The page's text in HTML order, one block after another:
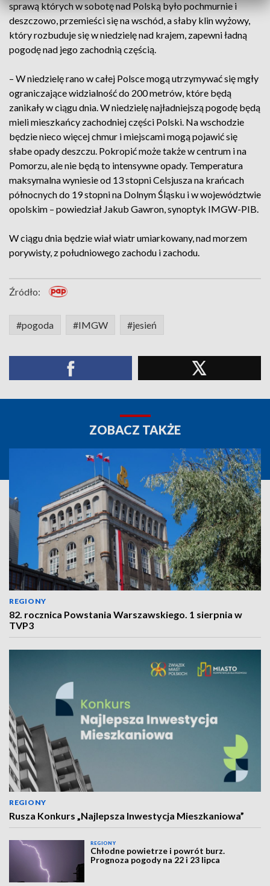
sprawą których w sobotę nad Polską było pochmurnie i
deszczowo, przemieści się na wschód, a słaby klin wyżowy,
który rozbuduje się w niedzielę nad krajem, zapewni ładną
pogodę nad jego zachodnią częścią.
– W niedzielę rano w całej Polsce mogą utrzymywać się mgły
ograniczające widzialność do 200 metrów, które będą
zanikały w ciągu dnia. W niedzielę najładniejszą pogodę będą
mieli mieszkańcy zachodniej części Polski. Na wschodzie
będzie nieco więcej chmur i miejscami mogą pojawić się
słabe opady deszczu. Pokropić może także w centrum i na
Pomorzu, ale nie będą to intensywne opady. Temperatura
maksymalna wyniesie od 13 stopni Celsjusza na krańcach
północnych do 19 stopni na Dolnym Śląsku i w województwie
opolskim – powiedział Jakub Gawron, synoptyk IMGW-PIB.
W ciągu dnia będzie wiał wiatr umiarkowany, nad morzem
porywisty, z południowego zachodu i zachodu.
Źródło:
#pogoda #IMGW #jesień
ZOBACZ TAKŻE
REGIONY
82. rocznica Powstania Warszawskiego. 1 sierpnia w
TVP3
REGIONY
Rusza Konkurs „Najlepsza Inwestycja Mieszkaniowa”
REGIONY
Chłodne powietrze i powrót burz.
Prognoza pogody na 22 i 23 lipca